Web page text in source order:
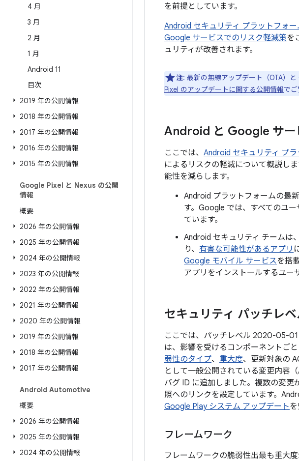
4 月
3 月
2 月
1 月
Android 11
目次
2019 年の公開情報
2018 年の公開情報
2017 年の公開情報
2016 年の公開情報
2015 年の公開情報
Google Pixel と Nexus の公開
情報
概要
2026 年の公開情報
2025 年の公開情報
2024 年の公開情報
2023 年の公開情報
2022 年の公開情報
2021 年の公開情報
2020 年の公開情報
2019 年の公開情報
2018 年の公開情報
2017 年の公開情報
Android Automotive
概要
2026 年の公開情報
2025 年の公開情報
2024 年の公開情報
を前提としています。
Android セキュリティ プラットフォ
Google サービスでのリスク軽減策を
ュリティが改善されます。
注: 最新の無線アップデート（OTA）
Pixel のアップデートに関する公開情報でご
Android と Google サー
ここでは、 Android セキュリティ プ
によるリスクの軽減について概説し
能性を減らします。
Android プラットフォームの最
す。Google では、すべてのユ
ています。
Android セキュリティ チームは、
り、 有害な可能性があるアプリ
Google モバイル サービスを搭
アプリをインストールするユー
セキュリティ パッチレ
ここでは、パッチレベル 2020-05-
は、影響を受けるコンポーネントご
弱性のタイプ、 重大度、更新対象の
として一般公開されている変更内容
バグ ID に追加しました。複数の変
照へのリンクを設定しています。
Google Play システム アップデート
フレームワーク
フレームワークの脆弱性出最も重大